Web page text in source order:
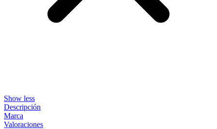
Show less
Descripción
Marca
Valoraciones